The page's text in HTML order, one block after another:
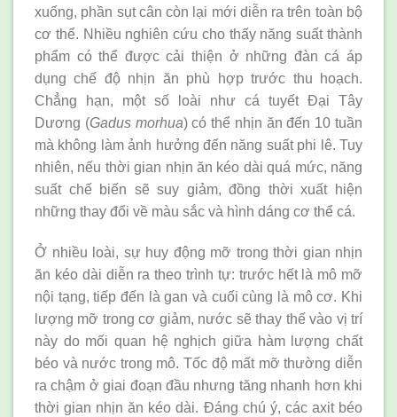
xuống, phần sụt cân còn lại mới diễn ra trên toàn bộ
cơ thể. Nhiều nghiên cứu cho thấy năng suất thành
phẩm có thể được cải thiện ở những đàn cá áp
dụng chế độ nhịn ăn phù hợp trước thu hoạch.
Chẳng hạn, một số loài như cá tuyết Đại Tây
Dương (Gadus morhua) có thể nhịn ăn đến 10 tuần
mà không làm ảnh hưởng đến năng suất phi lê. Tuy
nhiên, nếu thời gian nhịn ăn kéo dài quá mức, năng
suất chế biến sẽ suy giảm, đồng thời xuất hiện
những thay đổi về màu sắc và hình dáng cơ thể cá.
Ở nhiều loài, sự huy động mỡ trong thời gian nhịn
ăn kéo dài diễn ra theo trình tự: trước hết là mô mỡ
nội tạng, tiếp đến là gan và cuối cùng là mô cơ. Khi
lượng mỡ trong cơ giảm, nước sẽ thay thế vào vị trí
này do mối quan hệ nghịch giữa hàm lượng chất
béo và nước trong mô. Tốc độ mất mỡ thường diễn
ra chậm ở giai đoạn đầu nhưng tăng nhanh hơn khi
thời gian nhịn ăn kéo dài. Đáng chú ý, các axit béo